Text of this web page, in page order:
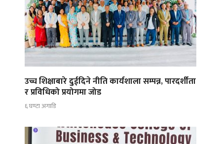
उच्च शिक्षाबारे दुईदिने नीति कार्यशाला सम्पन्न, पारदर्शीता
र प्रविधिको प्रयोगमा जोड
६ घण्टा अगाडि